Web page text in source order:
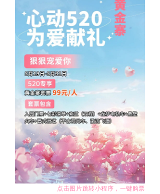
滑雪场
丛林穿越
藏龙谷
研学之旅
演出欣赏
游玩推荐路线
住在黄金寨
点击图片跳转小程序，一键购票